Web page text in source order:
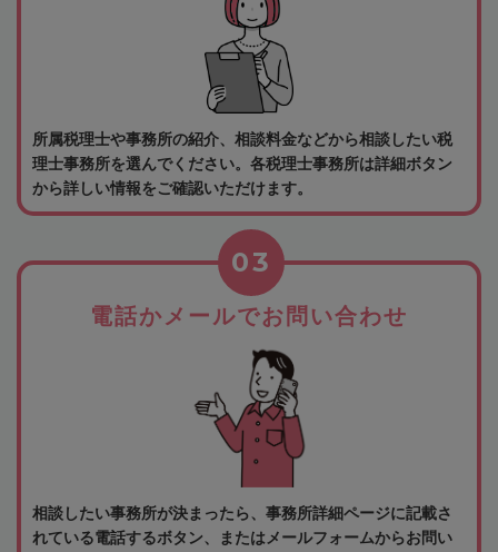
所属税理士や事務所の紹介、相談料金などから相談したい税
理士事務所を選んでください。各税理士事務所は詳細ボタン
から詳しい情報をご確認いただけます。
電話かメールでお問い合わせ
03
相談したい事務所が決まったら、事務所詳細ページに記載さ
れている電話するボタン、またはメールフォームからお問い